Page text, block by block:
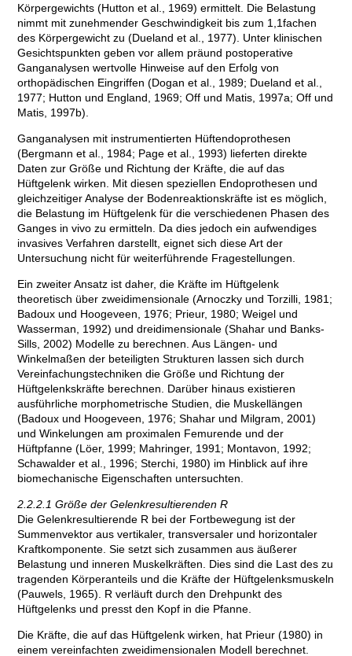
Körpergewichts (Hutton et al., 1969) ermittelt. Die Belastung
nimmt mit zunehmender Geschwindigkeit bis zum 1,1fachen
des Körpergewicht zu (Dueland et al., 1977). Unter klinischen
Gesichtspunkten geben vor allem präund postoperative
Ganganalysen wertvolle Hinweise auf den Erfolg von
orthopädischen Eingriffen (Dogan et al., 1989; Dueland et al.,
1977; Hutton und England, 1969; Off und Matis, 1997a; Off und
Matis, 1997b).
Ganganalysen mit instrumentierten Hüftendoprothesen
(Bergmann et al., 1984; Page et al., 1993) lieferten direkte
Daten zur Größe und Richtung der Kräfte, die auf das
Hüftgelenk wirken. Mit diesen speziellen Endoprothesen und
gleichzeitiger Analyse der Bodenreaktionskräfte ist es möglich,
die Belastung im Hüftgelenk für die verschiedenen Phasen des
Ganges in vivo zu ermitteln. Da dies jedoch ein aufwendiges
invasives Verfahren darstellt, eignet sich diese Art der
Untersuchung nicht für weiterführende Fragestellungen.
Ein zweiter Ansatz ist daher, die Kräfte im Hüftgelenk
theoretisch über zweidimensionale (Arnoczky und Torzilli, 1981;
Badoux und Hoogeveen, 1976; Prieur, 1980; Weigel und
Wasserman, 1992) und dreidimensionale (Shahar und Banks-
Sills, 2002) Modelle zu berechnen. Aus Längen- und
Winkelmaßen der beteiligten Strukturen lassen sich durch
Vereinfachungstechniken die Größe und Richtung der
Hüftgelenkskräfte berechnen. Darüber hinaus existieren
ausführliche morphometrische Studien, die Muskellängen
(Badoux und Hoogeveen, 1976; Shahar und Milgram, 2001)
und Winkelungen am proximalen Femurende und der
Hüftpfanne (Löer, 1999; Mahringer, 1991; Montavon, 1992;
Schawalder et al., 1996; Sterchi, 1980) im Hinblick auf ihre
biomechanische Eigenschaften untersuchten.
2.2.2.1 Größe der Gelenkresultierenden R
Die Gelenkresultierende R bei der Fortbewegung ist der
Summenvektor aus vertikaler, transversaler und horizontaler
Kraftkomponente. Sie setzt sich zusammen aus äußerer
Belastung und inneren Muskelkräften. Dies sind die Last des zu
tragenden Körperanteils und die Kräfte der Hüftgelenksmuskeln
(Pauwels, 1965). R verläuft durch den Drehpunkt des
Hüftgelenks und presst den Kopf in die Pfanne.
Die Kräfte, die auf das Hüftgelenk wirken, hat Prieur (1980) in
einem vereinfachten zweidimensionalen Modell berechnet.